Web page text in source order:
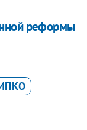
реформы